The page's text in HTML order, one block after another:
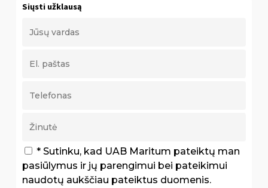
Siųsti užklausą
* Sutinku, kad UAB Maritum pateiktų man
pasiūlymus ir jų parengimui bei pateikimui
naudotų aukščiau pateiktus duomenis.